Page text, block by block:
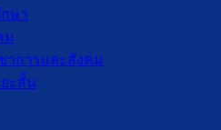
ษา
ม
าการและสังคม
ะสั้น